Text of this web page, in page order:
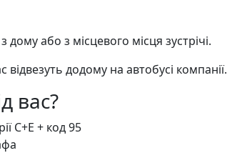
дому або з місцевого місця зустрічі.
відвезуть додому на автобусі компанії.
вас?
C+E + код 95